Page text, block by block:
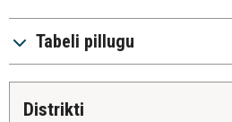
Tabeli pillugu
distrikti